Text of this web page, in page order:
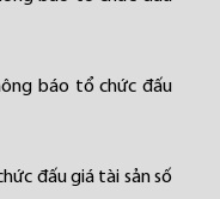
báo tổ chức đấu
đấu giá tài sản số